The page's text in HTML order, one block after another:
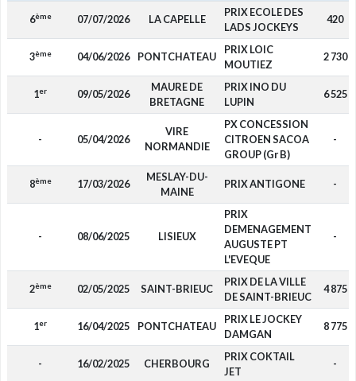
6ème 07/07/2026 LA CAPELLE
PRIX ECOLE DES
LADS JOCKEYS
420
3ème 04/06/2026 PONTCHATEAU
PRIX LOIC
MOUTIEZ
2 730
1er 09/05/2026
MAURE DE
BRETAGNE
PRIX INO DU
LUPIN
6 525
- 05/04/2026
VIRE
NORMANDIE
PX CONCESSION
CITROEN SACOA
GROUP (Gr B)
-
8ème 17/03/2026
MESLAY-DU-
MAINE
PRIX ANTIGONE -
- 08/06/2025 LISIEUX
PRIX
DEMENAGEMENT
AUGUSTE PT
L'EVEQUE
-
2ème 02/05/2025 SAINT-BRIEUC
PRIX DE LA VILLE
DE SAINT-BRIEUC
4 875
1er 16/04/2025 PONTCHATEAU
PRIX LE JOCKEY
DAMGAN
8 775
- 16/02/2025 CHERBOURG
PRIX COKTAIL
JET
-